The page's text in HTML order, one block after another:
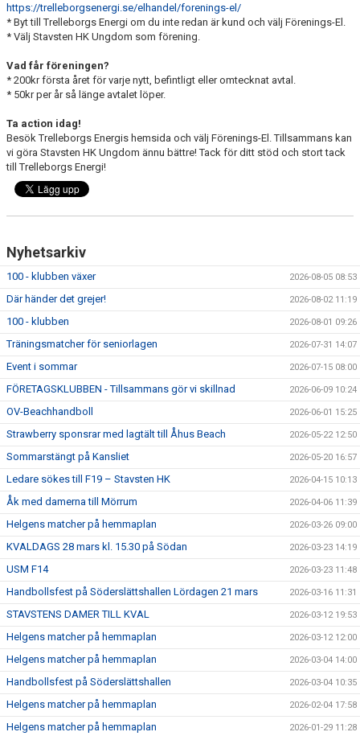
https://trelleborgsenergi.se/elhandel/forenings-el/
* Byt till Trelleborgs Energi om du inte redan är kund och välj Förenings-El.
* Välj Stavsten HK Ungdom som förening.
Vad får föreningen?
* 200kr första året för varje nytt, befintligt eller omtecknat avtal.
* 50kr per år så länge avtalet löper.
Ta action idag!
Besök Trelleborgs Energis hemsida och välj Förenings-El. Tillsammans kan
vi göra Stavsten HK Ungdom ännu bättre! Tack för ditt stöd och stort tack
till Trelleborgs Energi!
Nyhetsarkiv
100 - klubben växer 2026-08-05 08:53
Där händer det grejer! 2026-08-02 11:19
100 - klubben 2026-08-01 09:26
Träningsmatcher för seniorlagen 2026-07-31 14:07
Event i sommar 2026-07-15 08:00
FÖRETAGSKLUBBEN - Tillsammans gör vi skillnad 2026-06-09 10:24
OV-Beachhandboll 2026-06-01 15:25
Strawberry sponsrar med lagtält till Åhus Beach 2026-05-22 12:50
Sommarstängt på Kansliet 2026-05-20 16:57
Ledare sökes till F19 – Stavsten HK 2026-04-15 10:13
Åk med damerna till Mörrum 2026-04-06 11:39
Helgens matcher på hemmaplan 2026-03-26 09:00
KVALDAGS 28 mars kl. 15.30 på Södan 2026-03-23 14:19
USM F14 2026-03-23 11:48
Handbollsfest på Söderslättshallen Lördagen 21 mars 2026-03-16 11:31
STAVSTENS DAMER TILL KVAL 2026-03-12 19:53
Helgens matcher på hemmaplan 2026-03-12 12:00
Helgens matcher på hemmaplan 2026-03-04 14:00
Handbollsfest på Söderslättshallen 2026-03-04 10:35
Helgens matcher på hemmaplan 2026-02-04 17:58
Helgens matcher på hemmaplan 2026-01-29 11:28